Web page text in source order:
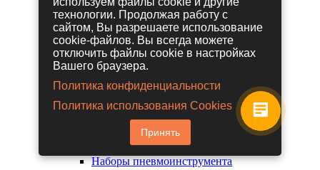
Для шлифовальных машин
Для электрических лобзиков
Для электрических ножниц
Для электрических пил
Для электрических рубанков
Гайковерты пневматические
Дрели пневматические
Другие пневмоинструменты
Заклепочники пневматические
Наборы пневмоинструмента
технологии. Продолжая работу с
сайтом, Вы разрешаете использование
cookie-файлов. Вы всегда можете
отключить файлы cookie в настройках
Вашего браузера.
Политика конфиденциальности
Политика использования Cookies
Принять